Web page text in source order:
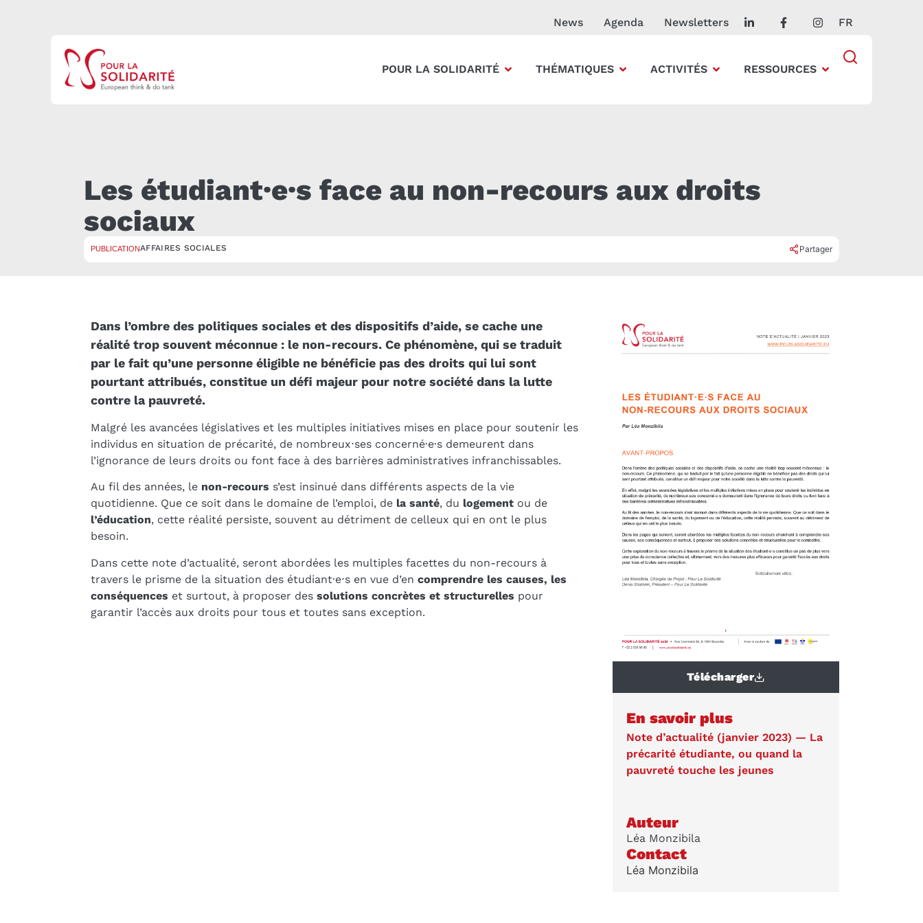
News Agenda Newsletters FR
POUR LA SOLIDARITÉ THÉMATIQUES ACTIVITÉS RESSOURCES
Les étudiant·e·s face au non-recours aux droits
sociaux
PUBLICATIONAFFAIRES SOCIALES Partager
Dans l’ombre des politiques sociales et des dispositifs d’aide, se cache une
réalité trop souvent méconnue : le non-recours. Ce phénomène, qui se traduit
par le fait qu’une personne éligible ne bénéficie pas des droits qui lui sont
pourtant attribués, constitue un défi majeur pour notre société dans la lutte
contre la pauvreté.
Malgré les avancées législatives et les multiples initiatives mises en place pour soutenir les
individus en situation de précarité, de nombreux⋅ses concerné·e·s demeurent dans
l’ignorance de leurs droits ou font face à des barrières administratives infranchissables.
Au fil des années, le non-recours s’est insinué dans différents aspects de la vie
quotidienne. Que ce soit dans le domaine de l’emploi, de la santé, du logement ou de
l’éducation, cette réalité persiste, souvent au détriment de celleux qui en ont le plus
besoin.
Dans cette note d’actualité, seront abordées les multiples facettes du non-recours à
travers le prisme de la situation des étudiant·e⋅s en vue d’en comprendre les causes, les
conséquences et surtout, à proposer des solutions concrètes et structurelles pour
garantir l’accès aux droits pour tous et toutes sans exception.
Télécharger
En savoir plus
Note d’actualité (janvier 2023) — La
précarité étudiante, ou quand la
pauvreté touche les jeunes
Auteur
Léa Monzibila
Contact
Léa Monzibila